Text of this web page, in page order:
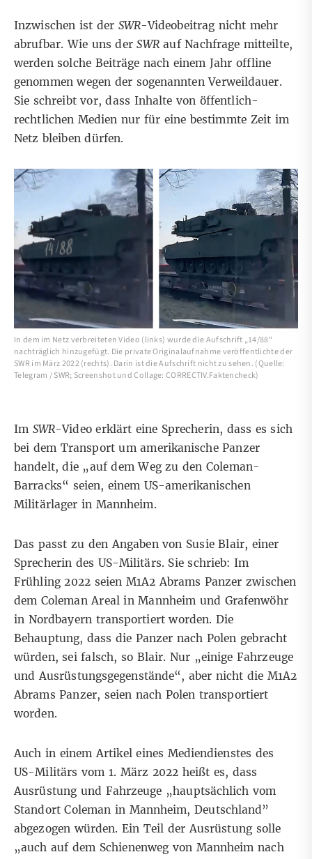
Inzwischen ist der SWR-Videobeitrag nicht mehr
abrufbar. Wie uns derSWRauf Nachfrage mitteilte,
werden solche Beiträge nach einem Jahr offline
genommen wegen der sogenanntenVerweildauer.
Sie schreibt vor, dass Inhalte von öffentlich-
rechtlichen Medien nur für eine bestimmte Zeit im
Netz bleiben dürfen.
In dem im Netz verbreiteten Video (links) wurde die Aufschrift „14/88“
nachträglich hinzugefügt. Die private Originalaufnahme veröffentlichte der
SWR im März 2022 (rechts). Darin ist die Aufschrift nicht zu sehen. (Quelle:
Telegram / SWR; Screenshot und Collage: CORRECTIV.Faktencheck)
Im SWR-Video erklärt eine Sprecherin, dass es sich
bei dem Transport um amerikanische Panzer
handelt, die „auf dem Weg zu den Coleman-
Barracks“ seien, einem US-amerikanischen
Militärlager in Mannheim.
Das passt zu den Angaben von Susie Blair, einer
Sprecherin des US-Militärs. Sie schrieb: Im
Frühling 2022 seien M1A2 Abrams Panzer zwischen
dem Coleman Areal in Mannheim und Grafenwöhr
in Nordbayern transportiert worden. Die
Behauptung, dass die Panzer nach Polen gebracht
würden, sei falsch, so Blair. Nur „einige Fahrzeuge
und Ausrüstungsgegenstände“, aber nicht die M1A2
Abrams Panzer, seien nach Polen transportiert
worden.
Auch in einem Artikel eines Mediendienstes des
US-Militärs vom 1. März 2022 heißt es, dass
Ausrüstung und Fahrzeuge „hauptsächlich vom
Standort Coleman in Mannheim, Deutschland”
abgezogen würden. Ein Teil der Ausrüstung solle
„auch auf dem Schienenweg von Mannheim nach